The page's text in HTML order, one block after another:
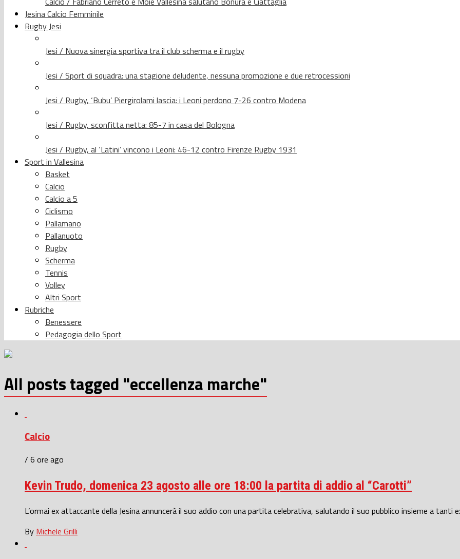
Jesina Calcio Femminile
Rugby Jesi
Jesi / Nuova sinergia sportiva tra il club scherma e il rugby
Jesi / Sport di squadra: una stagione deludente, nessuna promozione e due retrocessioni
Jesi / Rugby, ‘Bubu’ Piergirolami lascia: i Leoni perdono 7-26 contro Modena
Jesi / Rugby, sconfitta netta: 85-7 in casa del Bologna
Jesi / Rugby, al ‘Latini’ vincono i Leoni: 46-12 contro Firenze Rugby 1931
Sport in Vallesina
Basket
Calcio
Calcio a 5
Ciclismo
Pallamano
Pallanuoto
Rugby
Scherma
Tennis
Volley
Altri Sport
Rubriche
Benessere
Pedagogia dello Sport
All posts tagged "eccellenza marche"
Calcio
/ 6 ore ago
Kevin Trudo, domenica 23 agosto alle ore 18:00 la partita di addio al “Carotti”
L’ormai ex attaccante della Jesina annuncerà il suo addio con una partita celebrativa, salutando il suo pubblico insieme a tanti
By Michele Grilli